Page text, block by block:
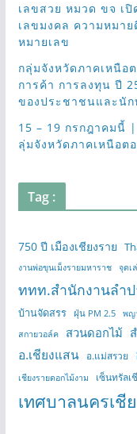
เลขสวย หมวด ขจ เ
เลขมงคล ความหมาย
หมายเลข
กลุ่มจังหวัดภาคเหนือ
การค้า การลงทุน ปี
ของประชาชนและนัก
15 – 19 กรกฎาคมนี้
ลุ่มจังหวัดภาคเหนือต
Tag :
750 ปี เมืองเชียงราย
งานพ่อขุนเม็งรายมหาราช จุดเ
ททท.สำนักงานลำป
บ้านจัดสรร ฝุ่น PM 2.5 พญ
สกายวอล์ค สวนดอกไม้
อ.เชียงแสน อ.แม่สรวย
เชียงรายดอกไม้งาม เซ็นทรัลเ
เทศบาลนครเชี